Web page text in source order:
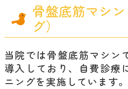
骨盤底筋マシ
グ）
当院では骨盤底筋マシン
導入しており、自費診療
ニングを実施しています。